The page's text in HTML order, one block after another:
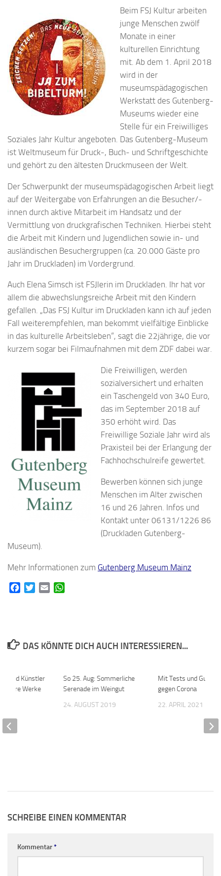
Beim FSJ Kultur arbeiten
junge Menschen zwölf
Monate in einer
kulturellen Einrichtung
mit. Ab dem 1. April 2018
wird in der
museumspädagogischen
Werkstatt des Gutenberg-
Museums wieder eine
Stelle für ein Freiwilliges
Soziales Jahr Kultur angeboten. Das Gutenberg-Museum
ist Weltmuseum für Druck-, Buch- und Schriftgeschichte
und gehört zu den ältesten Druckmuseen der Welt.
Der Schwerpunkt der museumspädagogischen Arbeit liegt
auf der Weitergabe von Erfahrungen an die Besucher/-
innen durch aktive Mitarbeit im Handsatz und der
Vermittlung von druckgrafischen Techniken. Hierbei steht
die Arbeit mit Kindern und Jugendlichen sowie in- und
ausländischen Besuchergruppen (ca. 20.000 Gäste pro
Jahr im Druckladen) im Vordergrund.
Auch Elena Simsch ist FSJlerin im Druckladen. Ihr hat vor
allem die abwechslungsreiche Arbeit mit den Kindern
gefallen. „Das FSJ Kultur im Druckladen kann ich auf jeden
Fall weiterempfehlen, man bekommt vielfältige Einblicke
in das kulturelle Arbeitsleben“, sagt die 22jährige, die vor
kurzem sogar bei Filmaufnahmen mit dem ZDF dabei war.
Die Freiwilligen, werden
sozialversichert und erhalten
ein Taschengeld von 340 Euro,
das im September 2018 auf
350 erhöht wird. Das
Freiwillige Soziale Jahr wird als
Praxisteil bei der Erlangung der
Fachhochschulreife gewertet.
Bewerben können sich junge
Menschen im Alter zwischen
16 und 26 Jahren. Infos und
Kontakt unter 06131/1226 86
(Druckladen Gutenberg-
Museum).
Mehr Informationen zum Gutenberg Museum Mainz
FacebookTwitterEmail
DAS KÖNNTE DICH AUCH INTERESSIEREN...
So 25. Aug: Sommerliche
Serenade im Weingut
24. AUGUST 2019
Mit Tests und
gegen Corona
22. APRIL 2021
und Künstler
ihre Werke
SCHREIBE EINEN KOMMENTAR
Kommentar*